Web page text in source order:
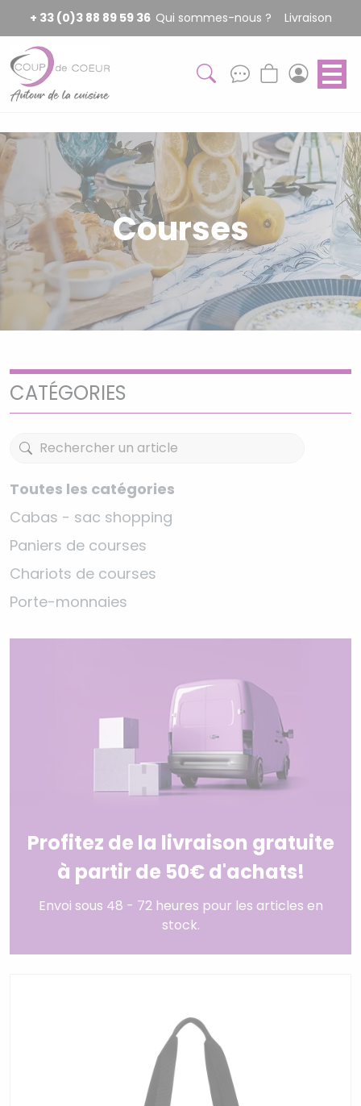
+ 33 (0)3 88 89 59 36 Qui sommes-nous ? Livraison
Courses
CATÉGORIES
Toutes les catégories
Cabas - sac shopping
Paniers de courses
Chariots de courses
Porte-monnaies
Profitez de la livraison gratuite
à partir de 50€ d'achats!
Envoi sous 48 - 72 heures pour les articles en
stock.
Panneau de gestion des cookies